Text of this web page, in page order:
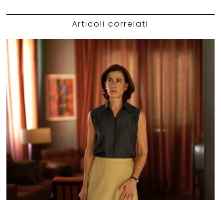
Articoli correlati